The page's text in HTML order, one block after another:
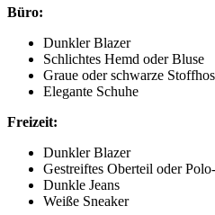
Büro:
Dunkler Blazer
Schlichtes Hemd oder Bluse
Graue oder schwarze
Elegante Schuhe
Freizeit:
Dunkler Blazer
Gestreiftes Oberteil oder
Dunkle Jeans
Weiße Sneaker